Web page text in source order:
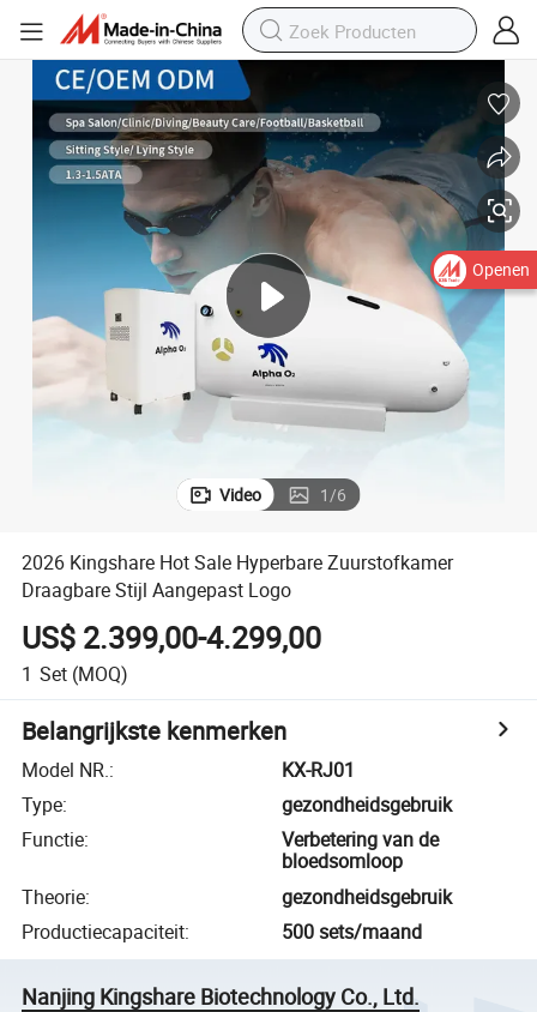
Video 1/6
2026 Kingshare Hot Sale Hyperbare Zuurstofkamer
Draagbare Stijl Aangepast Logo
US$ 2.399,00-4.299,00
1 Set (MOQ)
Belangrijkste kenmerken
Model NR.:
KX-RJ01
Type:
gezondheidsgebruik
Functie:
Verbetering van de
bloedsomloop
Theorie:
gezondheidsgebruik
Productiecapaciteit: 500 sets/maand
Nanjing Kingshare Biotechnology Co., Ltd.
Openen